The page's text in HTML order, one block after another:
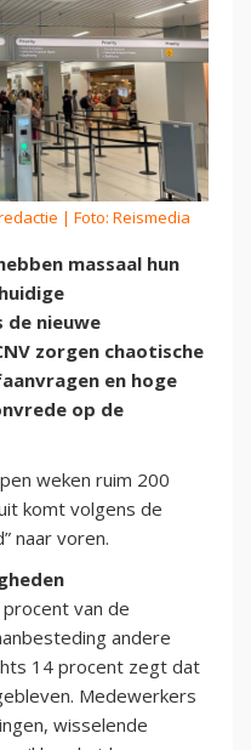
| Foto: Reismedia
massaal hun
de nieuwe
zorgen chaotische
en hoge
op de
weken ruim 200
komt volgens de
naar voren.
van de
andere
14 procent zegt dat
Medewerkers
wisselende